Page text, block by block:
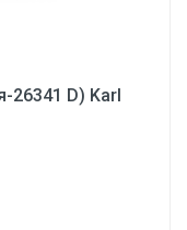
26341 D) Karl